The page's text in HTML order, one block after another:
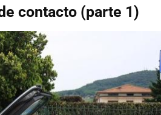
contacto (parte 1)